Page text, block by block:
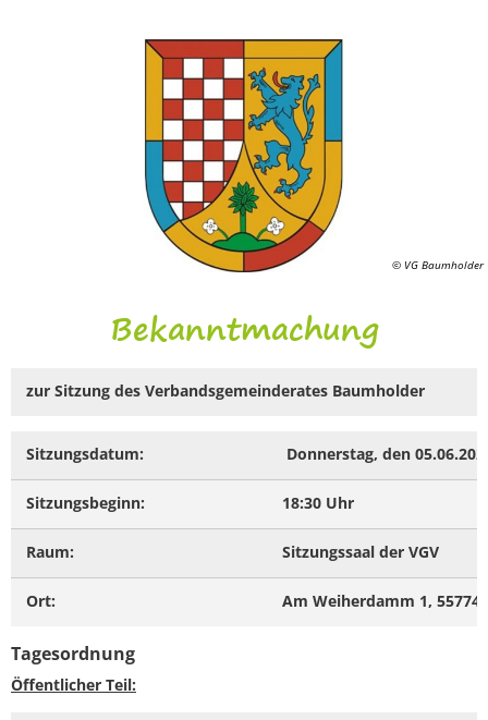
© VG Baumholder
Bekanntmachung
zur Sitzung des Verbandsgemeinderates Baumholder
Sitzungsdatum: Donnerstag, den
Sitzungsbeginn: 18:30 Uhr
Raum: Sitzungssaal der VGV
Ort: Am Weiherdamm 1, 55774
Tagesordnung
Öffentlicher Teil: